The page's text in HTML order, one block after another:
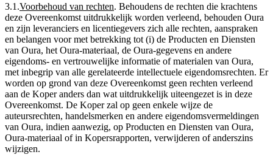
3.1 .Voorbehoud van rechten. Behoudens de rechten die krachtens
deze Overeenkomst uitdrukkelijk worden verleend, behouden Oura
en zijn leveranciers en licentiegevers zich alle rechten, aanspraken
en belangen voor met betrekking tot (i) de Producten en Diensten
van Oura, het Oura-materiaal, de Oura-gegevens en andere
eigendoms- en vertrouwelijke informatie of materialen van Oura,
met inbegrip van alle gerelateerde intellectuele eigendomsrechten. Er
worden op grond van deze Overeenkomst geen rechten verleend
aan de Koper anders dan wat uitdrukkelijk uiteengezet is in deze
Overeenkomst. De Koper zal op geen enkele wijze de
auteursrechten, handelsmerken en andere eigendomsvermeldingen
van Oura, indien aanwezig, op Producten en Diensten van Oura,
Oura-materiaal of in Kopersrapporten, verwijderen of anderszins
wijzigen.